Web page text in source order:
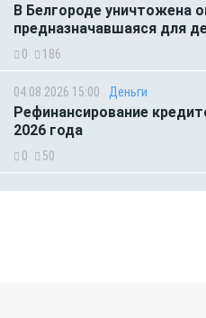
В Белгороде уничтожена
предназначавшаяся для
0 186
04.08.2026 15:00 Деньги
Рефинансирование
2026 года
0 50